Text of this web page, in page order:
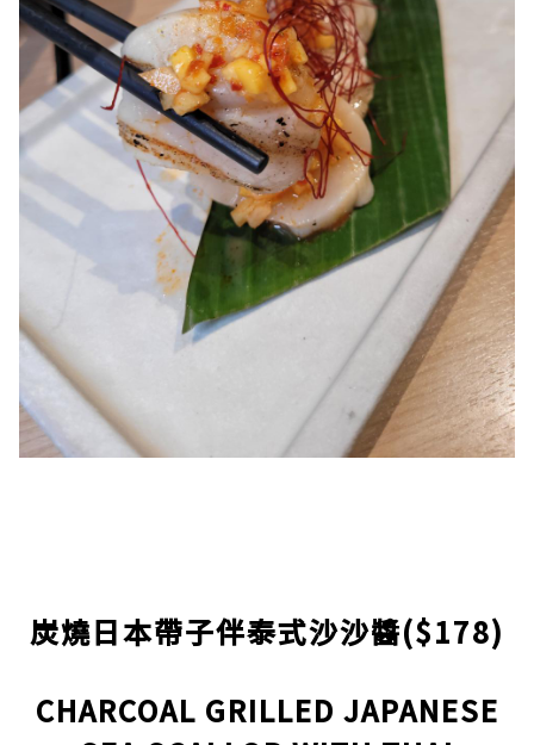
炭燒日本帶子伴泰式沙沙醬($178)
CHARCOAL GRILLED JAPANESE